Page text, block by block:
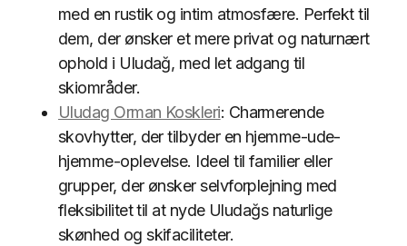
med en rustik og intim atmosfære. Perfekt til
dem, der ønsker et mere privat og naturnært
ophold i Uludağ, med let adgang til
skiområder.
Uludag Orman Koskleri: Charmerende
skovhytter, der tilbyder en hjemme-ude-
hjemme-oplevelse. Ideel til familier eller
grupper, der ønsker selvforplejning med
fleksibilitet til at nyde Uludağs naturlige
skønhed og skifaciliteter.